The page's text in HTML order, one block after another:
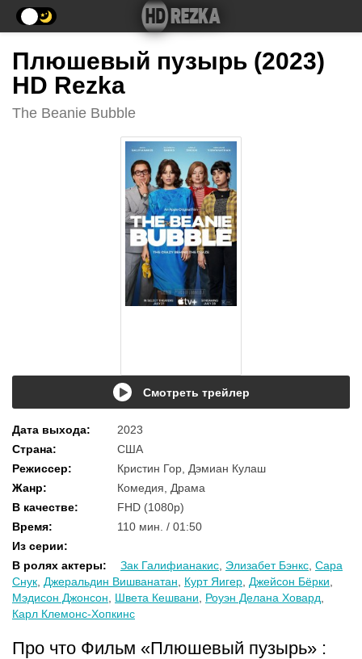
Плюшевый пузырь (2023)
HD Rezka
The Beanie Bubble
Смотреть трейлер
Дата выхода:
2023
Страна:
США
Режиссер:
Кристин Гор, Дэмиан Кулаш
Жанр:
Комедия, Драма
В качестве:
FHD (1080p)
Время:
110 мин. / 01:50
Из серии:
В ролях актеры: Зак Галифианакис Элизабет Бэнкс Сара
Снук Джеральдин Вишванатан Курт Яигер Джейсон Бёрки
Мэдисон Джонсон
Швета Кешвани Роуэн Делана Ховард
Карл Клемонс-Хопкинс
Про что Фильм «Плюшевый пузырь» :